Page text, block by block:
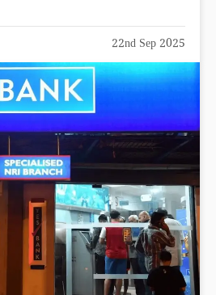
22nd Sep 2025